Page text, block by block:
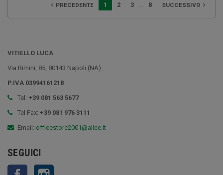
 PRECEDENTE 1 2 3 … 8 SUCCESSIVO 
VITIELLO LUCA
Via Rimini, 85, 80143 Napoli (NA)
P.IVA 03994161218
Tel: +39 081 563 5677
Tel Fax: +39 081 976 3111
Email: officestore2001@alice.it
SEGUICI
Facebook